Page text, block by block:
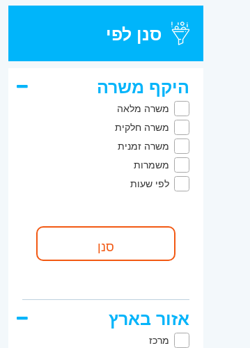
סנן לפי
היקף משרה
משרה מלאה
משרה חלקית
משרה זמנית
משמרות
לפי שעות
אזור בארץ
מרכז